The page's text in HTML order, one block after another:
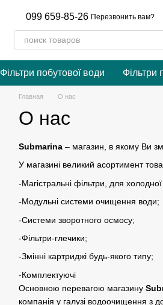
099 659-85-26 Перезвонить вам?
Фільтри побутової води Фільтри
Главная О нас
О нас
Submarina – магазин, в якому Ви
У магазині великий асортимент
-Магістральні фільтри, для
-Модульні системи очищення води;
-Системи зворотного осмосу;
-Фільтри-глечики;
-Змінні картриджі будь-якого типу;
-Комплектуючі
Основною перевагою магазину
компанія у галузі водоочищення з